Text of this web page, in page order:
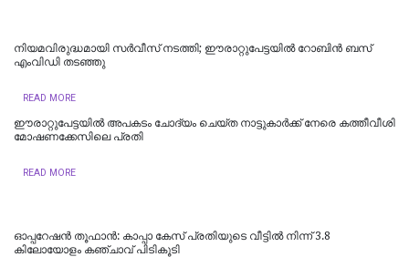
നിയമവിരുദ്ധമായി സര്‍വീസ് നടത്തി; ഈരാറ്റുപേട്ടയില്‍ റോബിന്‍ ബസ്
എംവിഡി തടഞ്ഞു
READ MORE
ഈരാറ്റുപേട്ടയില്‍ അപകടം ചോദ്യം ചെയ്ത നാട്ടുകാര്‍ക്ക് നേരെ കത്തീവീശി
മോഷണക്കേസിലെ പ്രതി
READ MORE
ഓപ്പറേഷൻ തൂഫാൻ: കാപ്പാ കേസ് പ്രതിയുടെ വീട്ടിൽ നിന്ന് 3.8
കിലോയോളം കഞ്ചാവ് പിടികൂടി